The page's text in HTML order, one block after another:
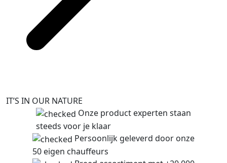
IT’S IN OUR NATURE
Onze product experten staan
steeds voor je klaar
Persoonlijk geleverd door onze
50 eigen chauffeurs